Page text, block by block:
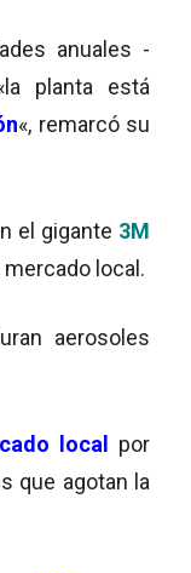
anuales -
planta está
«, remarcó su
el gigante 3M
local.
aerosoles
local por
que agotan la